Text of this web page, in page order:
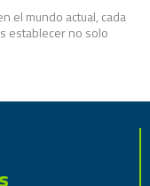
el mundo actual, cada
establecer no solo